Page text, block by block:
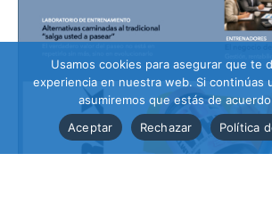
Usamos cookies para asegurar que te
experiencia en nuestra web. Si continúas
asumiremos que estás de
Aceptar
Rechazar Política